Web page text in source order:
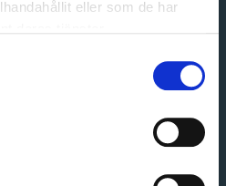
eller som de har
Customer service